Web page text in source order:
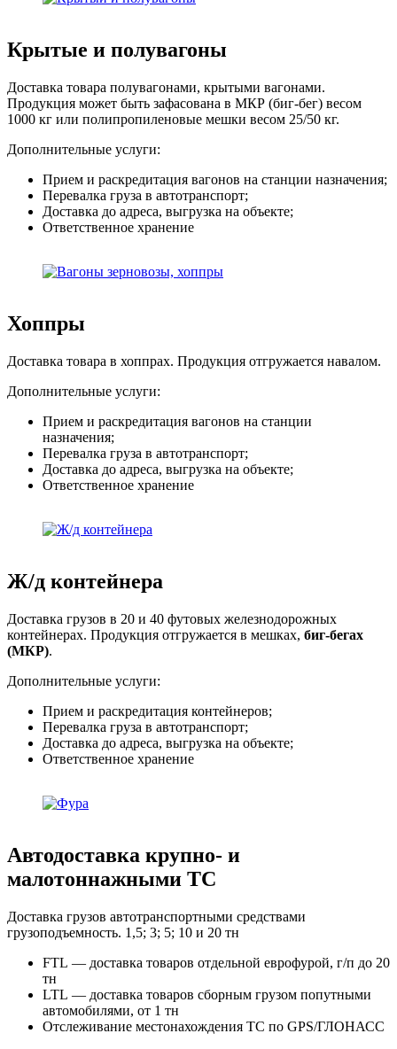
Крытые и полувагоны
Доставка товара полувагонами, крытыми вагонами.
Продукция может быть зафасована в МКР (биг-бег) весом
1000 кг или полипропиленовые мешки весом 25/50 кг.
Дополнительные услуги:
Прием и раскредитация вагонов на станции назначения;
Перевалка груза в автотранспорт;
Доставка до адреса, выгрузка на объекте;
Ответственное хранение
Хоппры
Доставка товара в хоппрах. Продукция отгружается навалом.
Дополнительные услуги:
Прием и раскредитация вагонов на станции
назначения;
Перевалка груза в автотранспорт;
Доставка до адреса, выгрузка на объекте;
Ответственное хранение
Ж/д контейнера
Доставка грузов в 20 и 40 футовых железнодорожных
контейнерах. Продукция отгружается в мешках, биг-бегах
(МКР).
Дополнительные услуги:
Прием и раскредитация контейнеров;
Перевалка груза в автотранспорт;
Доставка до адреса, выгрузка на объекте;
Ответственное хранение
Автодоставка крупно- и
малотоннажными ТС
Доставка грузов автотранспортными средствами
грузоподъемность. 1,5; 3; 5; 10 и 20 тн
FTL — доставка товаров отдельной еврофурой, г/п до 20
тн
LTL — доставка товаров сборным грузом попутными
автомобилями, от 1 тн
Отслеживание местонахождения ТС по GPS/ГЛОНАСС